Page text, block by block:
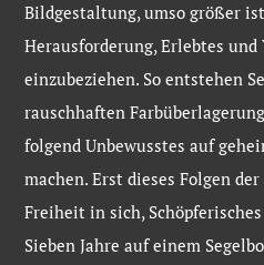
Bildgestaltung, umso größer
Herausforderung, Erlebtes
einzubeziehen. So entstehen
rauschhaften
folgend Unbewusstes auf
machen. Erst dieses Folgen
Freiheit in sich,
Sieben Jahre auf einem